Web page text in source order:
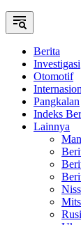
Berita
Investigasi
Otomotif
Pangkalan
Indeks
Lainnya